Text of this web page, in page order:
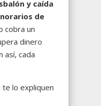
y caída
de
cobra un
dinero
así, cada
lo expliquen